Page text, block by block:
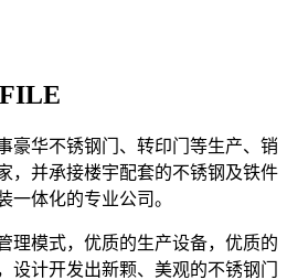
豪华不锈钢门、转印门等生产、销
，并承接楼宇配套的不锈钢及铁件
一体化的专业公司。
理模式，优质的生产设备，优质的
设计开发出新颗、美观的不锈钢门